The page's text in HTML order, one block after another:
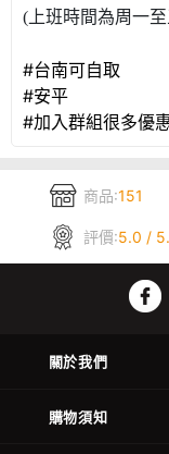
(上班時間為周一至
#台南可自取
#安平
#加入群組很多優
商品:151
評價:5.0 /
關於我們
購物須知